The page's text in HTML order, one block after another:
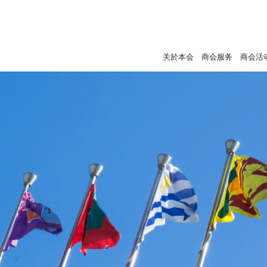
关於本会 商会服务 商会活